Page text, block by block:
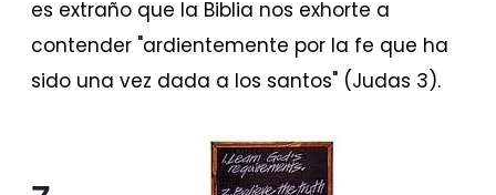
es extraño que la Biblia nos exhorte a
contender "ardientemente por la fe que ha
sido una vez dada a los santos" (Judas 3).